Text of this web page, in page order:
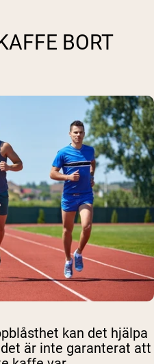
BORT
kan det hjälpa
är inte garanterat att